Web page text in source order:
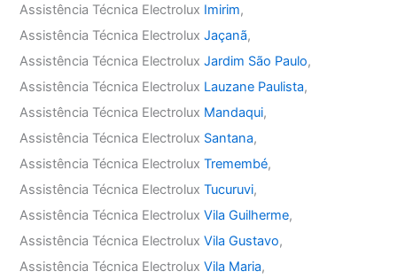
Assistência Técnica Electrolux Imirim,
Assistência Técnica ElectroluxJaçanã,
Assistência Técnica ElectroluxJardim São Paulo,
Assistência Técnica Electrolux Lauzane Paulista,
Assistência Técnica Electrolux Mandaqui,
Assistência Técnica Electrolux Santana,
Assistência Técnica ElectroluxTremembé,
Assistência Técnica ElectroluxTucuruvi,
Assistência Técnica ElectroluxVila Guilherme,
Assistência Técnica ElectroluxVila Gustavo,
Assistência Técnica ElectroluxVila Maria,